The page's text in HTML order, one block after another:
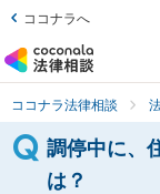
ココナラへ
ココナラ法律相談
調停中に、
は？